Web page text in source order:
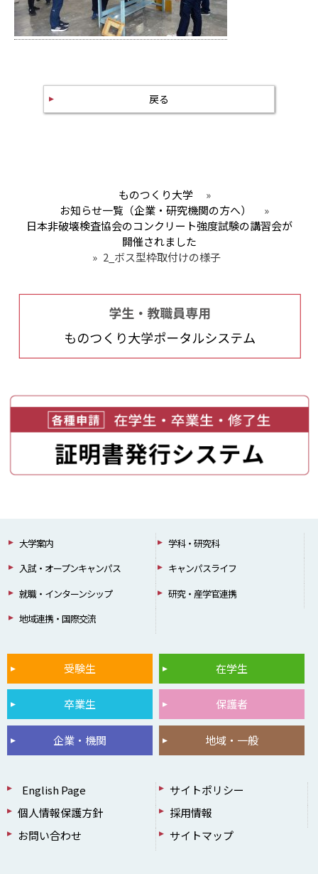
戻る
ものつくり大学
»
お知らせ一覧（企業・研究機関の方へ）
»
日本非破壊検査協会のコンクリート強度試験の講習会が
開催されました
» 2_ボス型枠取付けの様子
大学案内
学科・研究科
入試・オープンキャンパス
キャンパスライフ
就職・インターンシップ
研究・産学官連携
地域連携・国際交流
受験生 在学生
卒業生 保護者
企業・機関 地域・一般
English Page
サイトポリシー
個人情報保護方針
採用情報
お問い合わせ
サイトマップ